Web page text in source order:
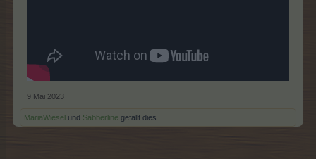
9 Mai 2023
MariaWiesel und Sabberline gefällt dies.